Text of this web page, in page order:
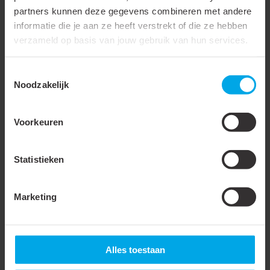
partners kunnen deze gegevens combineren met andere
informatie die je aan ze heeft verstrekt of die ze hebben
verzameld op basis van jouw gebruik van hun services.
Noodzakelijk
Voorkeuren
Statistieken
Marketing
Alles toestaan
Levering op band
Materiaal isolatie
Polypropyleen (PP)
AWG-maat
6
Totale lengte (L1)
Binnenzijde (d1)
Accessoires & opties
903250- SKT-4016 PH 903260- SKT-1035 PH